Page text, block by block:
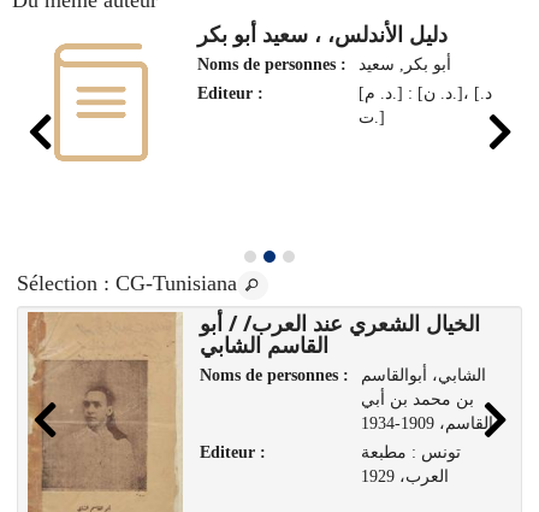
دليل الأندلس، ، سعيد أبو بكر
Noms de personnes :
أبو بكر, سعيد
Editeur :
[د. م.] : [د. ن.]، [د.
ت.]
Sélection : CG-Tunisiana
الخيال الشعري عند العرب/ / أبو
القاسم الشابي
Noms de personnes :
الشابي، أبوالقاسم
بن محمد بن أبي
القاسم، 1909-1934
Editeur :
تونس : مطبعة
العرب، 1929